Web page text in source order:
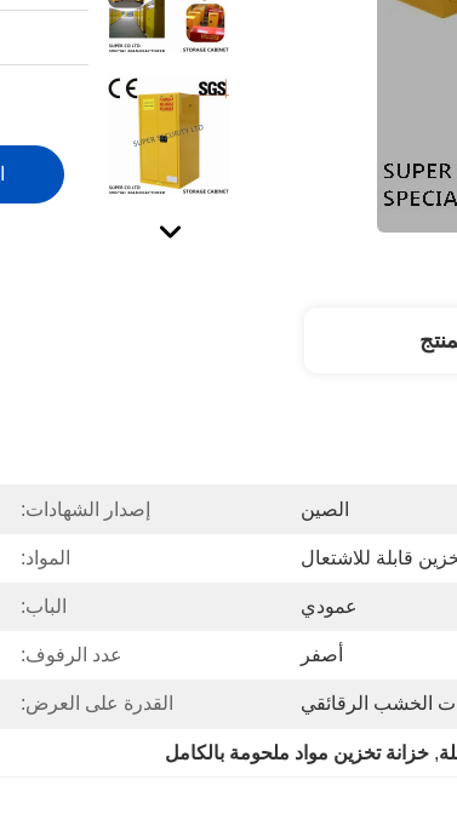
الصين إصدار الشهادات:
قابلة للاشتعال المواد:
عمودي الباب:
أصفر عدد الرفوف:
الخشب الرقائقي القدرة على العرض:
, خزانة تخزين مواد ملحومة بالكامل